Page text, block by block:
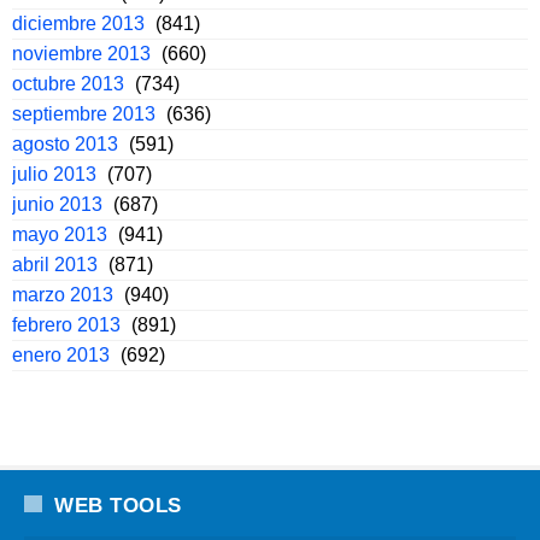
diciembre 2013 (841)
noviembre 2013 (660)
octubre 2013 (734)
septiembre 2013 (636)
agosto 2013 (591)
julio 2013 (707)
junio 2013 (687)
mayo 2013 (941)
abril 2013 (871)
marzo 2013 (940)
febrero 2013 (891)
enero 2013 (692)
WEB TOOLS